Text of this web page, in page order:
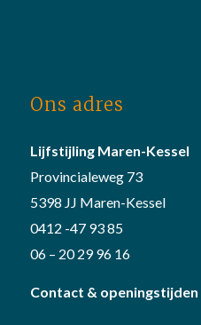
Ons adres
Lijfstijling Maren-Kessel
Provincialeweg 73
5398 JJ Maren-Kessel
0412 -47 93 85
06 – 20 29 96 16
Contact & openingstijden